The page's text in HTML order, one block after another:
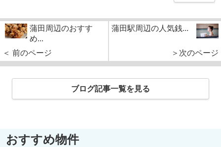
蒲田周辺のおすす
め...
＜ 前のページ
蒲田駅周辺の人気銭...
＞次のページ
ブログ記事一覧を見る
おすすめ物件